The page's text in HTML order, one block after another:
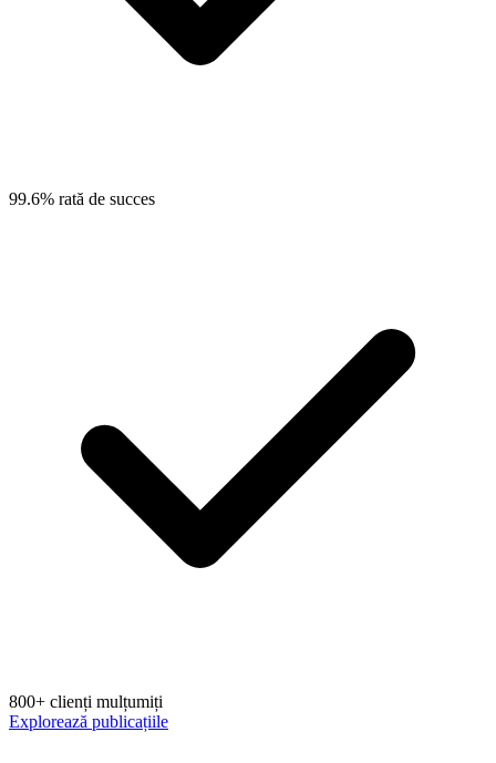
99.6% rată de succes
800+ clienți mulțumiți
Explorează publicațiile